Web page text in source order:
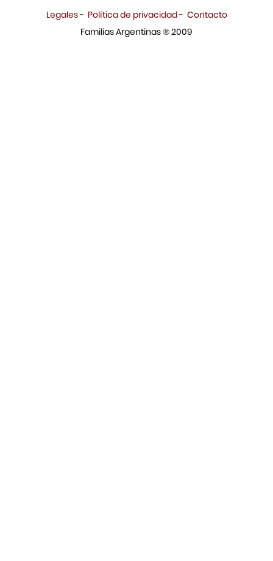
Legales- Política de privacidad- Contacto
Familias Argentinas ® 2009